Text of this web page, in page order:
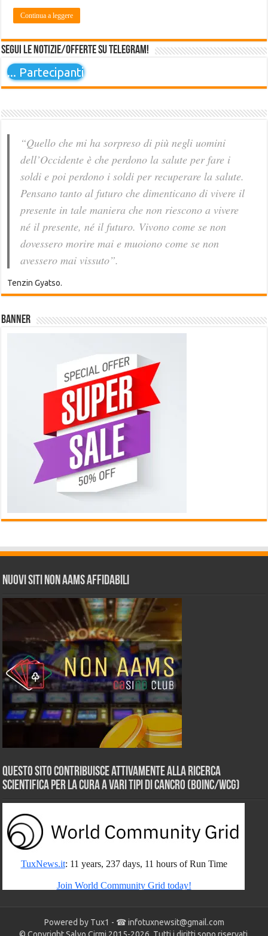
Continua a leggere
Segui le notizie/offerte su Telegram!
... Partecipanti
“Quello che mi ha sorpreso di più negli uomini
dell’Occidente è che perdono la salute per fare i
soldi e poi perdono i soldi per recuperare la salute.
Pensano tanto al futuro che dimenticano di vivere il
presente in tale maniera che non riescono a vivere
né il presente, né il futuro. Vivono come se non
dovessero morire mai e muoiono come se non
avessero mai vissuto”.
Tenzin Gyatso.
Banner
Nuovi siti non AAMS affidabili
Questo sito contribuisce attivamente alla ricerca
scientifica per la cura a vari tipi di Cancro (BOINC/WCG)
Powered by Tux1 - ☎infotuxnewsit@gmail.com